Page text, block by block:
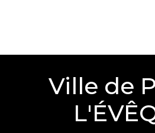
Ville de